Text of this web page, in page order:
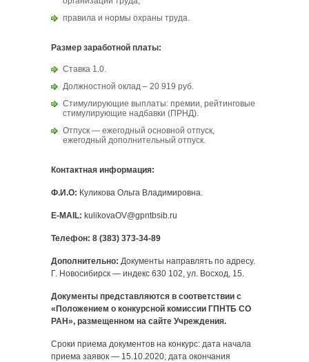
правила и нормы охраны труда.
Размер заработной платы:
Ставка 1.0.
Должностной оклад – 20 919 руб.
Стимулирующие выплаты: премии, рейтинговые
стимулирующие надбавки (ПРНД).
Отпуск — ежегодный основной отпуск,
ежегодный дополнительный отпуск.
Контактная информация:
Ф.И.О: Куликова Ольга Владимировна.
E-MAIL: kulikovaOV@gpntbsib.ru
Телефон: 8 (383) 373-34-89
Дополнительно: Документы направлять по адресу.
Г. Новосибирск — индекс 630 102, ул. Восход, 15.
Документы представляются в соответствии с
«Положением о конкурсной комиссии ГПНТБ СО
РАН», размещенном на сайте Учреждения.
Сроки приема документов на конкурс: дата начала
приема заявок — 15.10.2020; дата окончания